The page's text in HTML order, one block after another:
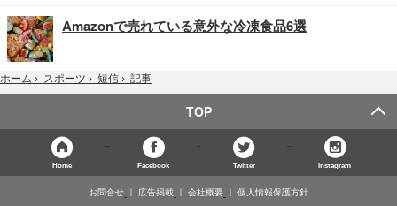
Amazonで売れている意外な冷凍食品6選
ホーム › スポーツ › 短信 › 記事
TOP
Home Facebook Twitter Instagram
お問合せ 広告掲載 会社概要 個人情報保護方針